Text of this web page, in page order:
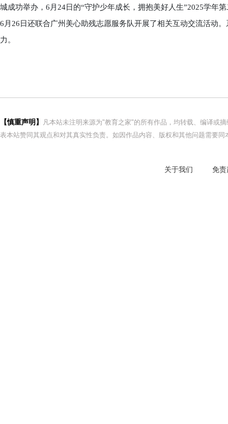
城成功举办，6月24日的“守护少年成长，拥抱美好人生”2025学年
6月26日还联合广州美心助残志愿服务队开展了相关互动交流活动
力。
【慎重声明】
凡本站未注明来源为"教育之家"的所有作品，均转载、编译或
表本站赞同其观点和对其真实性负责。如因作品内容、版权和其他问题需要
关于我们 免责